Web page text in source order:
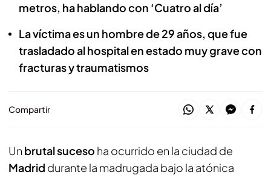
metros, ha hablando con ‘Cuatro al día’
La víctima es un hombre de 29 años, que fue
trasladado al hospital en estado muy grave con
fracturas y traumatismos
Compartir
Un brutal suceso ha ocurrido en la ciudad de
Madrid durante la madrugada bajo la atónica